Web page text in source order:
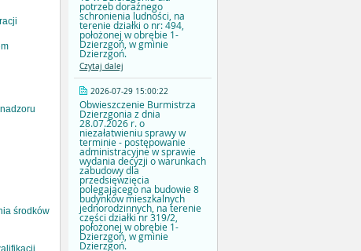
potrzeb doraźnego
schronienia ludności, na
terenie działki o nr: 494,
położonej w obrębie 1-
Dzierzgoń, w gminie
Dzierzgoń.
Czytaj dalej
2026-07-29 15:00:22
Obwieszczenie Burmistrza
Dzierzgonia z dnia
28.07.2026 r. o
niezałatwieniu sprawy w
terminie - postępowanie
administracyjne w sprawie
wydania decyzji o warunkach
zabudowy dla
przedsięwzięcia
polegającego na budowie 8
budynków mieszkalnych
jednorodzinnych, na terenie
części działki nr 319/2,
położonej w obrębie 1-
Dzierzgoń, w gminie
Dzierzgoń.
środków